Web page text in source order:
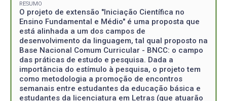
RESUMO
O projeto de extensão "Iniciação Científica no
Ensino Fundamental e Médio" é uma proposta que
está alinhada a um dos campos de
desenvolvimento da linguagem, tal qual proposto na
Base Nacional Comum Curricular - BNCC: o campo
das práticas de estudo e pesquisa. Dada a
importância do estímulo à pesquisa, o projeto tem
como metodologia a promoção de encontros
semanais entre estudantes da educação básica e
estudantes da licenciatura em Letras (que atuarão